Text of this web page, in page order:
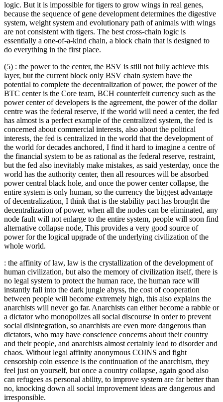
logic. But it is impossible for tigers to grow wings in real genes,
because the sequence of gene development determines the digestive
system, weight system and evolutionary path of animals with wings
are not consistent with tigers. The best cross-chain logic is
essentially a one-of-a-kind chain, a block chain that is designed to
do everything in the first place.
(5) : the power to the center, the BSV is still not fully achieve this
layer, but the current block only BSV chain system have the
potential to complete the decentralization of power, the power of the
BTC center is the Core team, BCH counterfeit currency such as the
power center of developers is the agreement, the power of the dollar
centre was the federal reserve, if the world will need a center, the fed
has almost is a perfect example of the centralized system, the fed is
concerned about commercial interests, also about the political
interests, the fed is centralized in the world that the development of
the world for decades anchored, I find it hard to imagine a centre of
the financial system to be as rational as the federal reserve, restraint,
but the fed also inevitably make mistakes, as said yesterday, once the
world has the authority center, then all resources will be absorbed
power central black hole, and once the power center collapse, the
entire system is only human, so the currency the biggest advantage
of decentralization, I think that is the stability pact has brought the
decentralization of power, when all the nodes can be eliminated, any
node fault will not enlarge to the entire system, people will soon find
alternative collapse node, This provides a very good source of
power for the logical upgrade of the underlying civilization of the
whole world.
: the affinity of law, law is the crystallization of the development of
human civilization, but also the memory of civilization itself, there is
no legal system to protect the human race, the human race will
instantly fall into the dark jungle abyss, the cost of cooperation
between people will become extremely high, this also explains the
anarchists will never go far. Anarchists can either become a rabble or
a dictator who monopolizes all social discourse in order to prevent
social disintegration, so anarchists are even more dangerous than
dictators, who may have conscience concerns about their country
and their people, and anarchists almost certainly lead to disorder and
chaos. Without legal affinity anonymous COINS and fight
censorship coin essence is the continuation of the anarchism, they
feel just on yourself, but once a country collapse, again good also
can refugees as personal ability, to improve system are far better than
no, knocking down all social improvement ideas are dangerous and
irresponsible.